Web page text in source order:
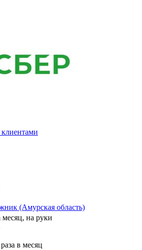
(Амурская область)
месяц, на руки
в месяц